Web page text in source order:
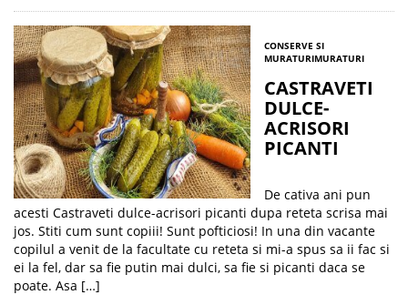
CONSERVE SI
MURATURIMURATURI
CASTRAVETI
DULCE-
ACRISORI
PICANTI
De cativa ani pun
acesti Castraveti dulce-acrisori picanti dupa reteta scrisa mai
jos. Stiti cum sunt copiii! Sunt pofticiosi! In una din vacante
copilul a venit de la facultate cu reteta si mi-a spus sa ii fac si
ei la fel, dar sa fie putin mai dulci, sa fie si picanti daca se
poate. Asa […]